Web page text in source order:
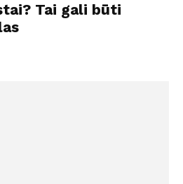
Tai gali būti